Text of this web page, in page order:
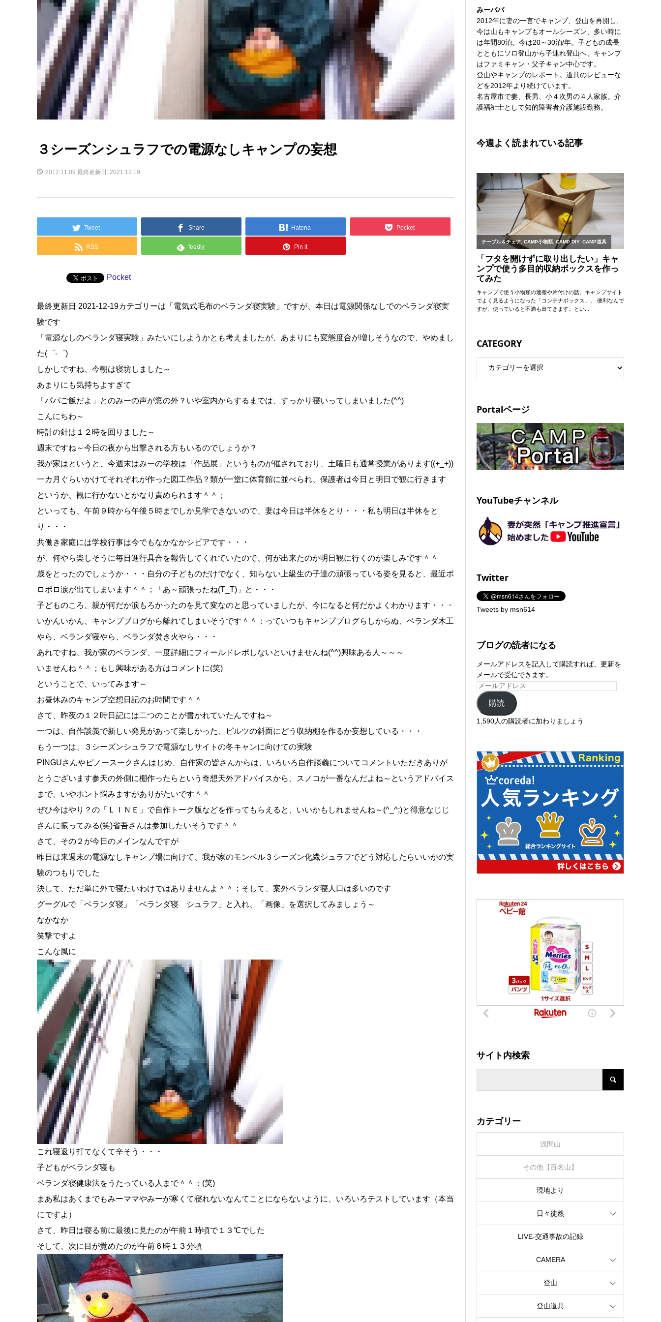
３シーズンシュラフでの電源なしキャンプの妄想
2012.11.09 最終更新日: 2021.12.19
Tweet Share Hatena Pocket
RSS feedly Pin it
Pocket
最終更新日 2021-12-19カテゴリーは「電気式毛布のベランダ寝実験」ですが、本日は電源関係なしでのベランダ寝実
験です
「電源なしのベランダ寝実験」みたいにしようかとも考えましたが、あまりにも変態度合が増しそうなので、やめまし
た(゜-゜)
しかしですね、今朝は寝坊しました～
あまりにも気持ちよすぎて
「パパご飯だよ」とのみーの声が窓の外？いや室内からするまでは、すっかり寝いってしまいました(^^)
こんにちわ～
時計の針は１２時を回りました～
週末ですね～今日の夜から出撃される方もいるのでしょうか？
我が家はというと、今週末はみーの学校は「作品展」というものが催されており、土曜日も通常授業があります((+_+))
一カ月ぐらいかけてそれぞれが作った図工作品？類が一堂に体育館に並べられ、保護者は今日と明日で観に行きます
というか、観に行かないとかなり責められます＾＾；
といっても、午前９時から午後５時までしか見学できないので、妻は今日は半休をとり・・・私も明日は半休をと
り・・・
共働き家庭には学校行事は今でもなかなかシビアです・・・
が、何やら楽しそうに毎日進行具合を報告してくれていたので、何が出来たのか明日観に行くのが楽しみです＾＾
歳をとったのでしょうか・・・自分の子どものだけでなく、知らない上級生の子達の頑張っている姿を見ると、最近ポ
ロポロ涙が出てしまいます＾＾；「あ～頑張ったね(T_T)」と・・・
子どものころ、親が何だか涙もろかったのを見て変なのと思っていましたが、今になると何だかよくわかります・・・
いかんいかん、キャンプブログから離れてしまいそうです＾＾；っていつもキャンプブログらしからぬ、ベランダ木工
やら、ベランダ寝やら、ベランダ焚き火やら・・・
あれですね、我が家のベランダ、一度詳細にフィールドレポしないといけませんね(^^)興味ある人～～～
いませんね＾＾；もし興味がある方はコメントに(笑)
ということで、いってみます～
お昼休みのキャンプ空想日記のお時間です＾＾
さて、昨夜の１２時日記には二つのことが書かれていたんですね～
一つは、自作談義で新しい発見があって楽しかった、ピルツの斜面にどう収納棚を作るか妄想している・・・
もう一つは、３シーズンシュラフで電源なしサイトの冬キャンに向けての実験
PINGUさんやピノースークさんはじめ、自作家の皆さんからは、いろいろ自作談義についてコメントいただきありが
とうございます参天の外側に棚作ったらという奇想天外アドバイスから、スノコが一番なんだよね～というアドバイス
まで、いやホント悩みますがありがたいです＾＾
ぜひ今はやり？の「ＬＩＮＥ」で自作トーク版などを作ってもらえると、いいかもしれませんね～(^_^;)と得意なじじ
さんに振ってみる(笑)省吾さんは参加したいそうです＾＾
さて、その２が今日のメインなんですが
昨日は来週末の電源なしキャンプ場に向けて、我が家のモンベル３シーズン化繊シュラフでどう対応したらいいかの実
験のつもりでした
決して、ただ単に外で寝たいわけではありませんよ＾＾；そして、案外ベランダ寝人口は多いのです
グーグルで「ベランダ寝」「ベランダ寝 シュラフ」と入れ、「画像」を選択してみましょう～
なかなか
笑撃ですよ
こんな風に
これ寝返り打てなくて辛そう・・・
子どもがベランダ寝も
ベランダ寝健康法をうたっている人まで＾＾；(笑)
まあ私はあくまでもみーママやみーが寒くて寝れないなんてことにならないように、いろいろテストしています（本当
にですよ）
さて、昨日は寝る前に最後に見たのが午前１時頃で１３℃でした
そして、次に目が覚めたのが午前６時１３分頃
みーパパ
2012年に妻の一言でキャンプ、登山を再開し、
今は山もキャンプもオールシーズン、多い時に
は年間80泊。今は20～30泊/年。子どもの成長
とともにソロ登山から子連れ登山へ、キャンプ
はファミキャン・父子キャン中心です。
登山やキャンプのレポート。道具のレビューな
どを2012年より続けています。
名古屋市で妻、長男、小４次男の４人家族。介
護福祉士として知的障害者介護施設勤務。
今週よく読まれている記事
CATEGORY
Portalページ
YouTubeチャンネル
Twitter
Tweets by msn614
ブログの読者になる
メールアドレスを記入して購読すれば、更新を
メールで受信できます。
購読
1,590人の購読者に加わりましょう
サイト内検索
カテゴリー
浅間山
その他【百名山】
現地より
日々徒然
LIVE‐交通事故の記録
CAMERA
登山
登山道具